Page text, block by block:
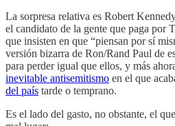
La sorpresa relativa es Robert
el candidato de la gente que paga por
que insisten en que “piensan por sí
versión bizarra de Ron/Rand Paul de
para perder igual que ellos, y más
inevitable antisemitismo en el que
del país tarde o temprano.
Es el lado del gasto, no obstante, el